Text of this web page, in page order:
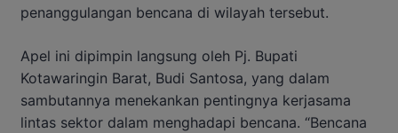
penanggulangan bencana di wilayah tersebut.
Apel ini dipimpin langsung oleh Pj. Bupati
Kotawaringin Barat, Budi Santosa, yang dalam
sambutannya menekankan pentingnya kerjasama
lintas sektor dalam menghadapi bencana. “Bencana